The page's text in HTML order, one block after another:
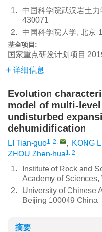
1.
中国科学院武汉岩土
430071
2.
中国科学院大学, 北京
基金项目:
国家重点研发计划项目
详细信息
Evolution
model of multi-
undisturbed
dehumidification
LI Tian-guo1, 2, , KONG
ZHOU Zhen-hua1, 2
1.
Institute of Rock and
Academy of
2.
University of Chinese
Beijing 100049 China
摘要